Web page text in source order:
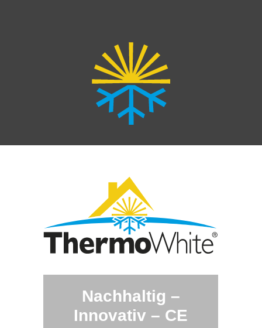
Nachhaltig –
Innovativ – CE